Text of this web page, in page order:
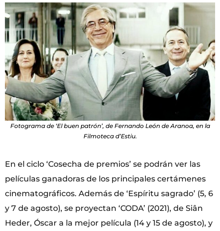
Fotograma de ‘El buen patrón’, de Fernando León de Aranoa, en la
Filmoteca d’Estiu.
En el ciclo ‘Cosecha de premios’ se podrán ver las
películas ganadoras de los principales certámenes
cinematográficos. Además de ‘Espíritu sagrado’ (5, 6
y 7 de agosto), se proyectan ‘CODA’ (2021), de Siân
Heder, Óscar a la mejor película (14 y 15 de agosto), y